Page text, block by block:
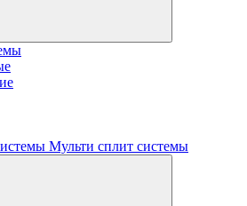
Мульти сплит системы